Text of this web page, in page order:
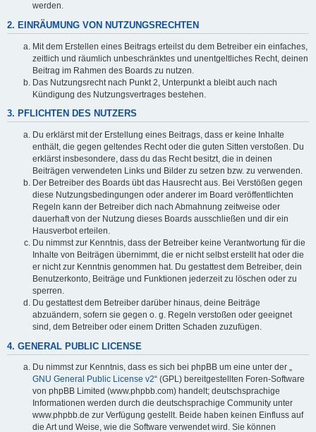
werden.
2. EINRÄUMUNG VON NUTZUNGSRECHTEN
Mit dem Erstellen eines Beitrags erteilst du dem Betreiber ein einfaches,
zeitlich und räumlich unbeschränktes und unentgeltliches Recht, deinen
Beitrag im Rahmen des Boards zu nutzen.
Das Nutzungsrecht nach Punkt 2, Unterpunkt a bleibt auch nach
Kündigung des Nutzungsvertrages bestehen.
3. PFLICHTEN DES NUTZERS
Du erklärst mit der Erstellung eines Beitrags, dass er keine Inhalte
enthält, die gegen geltendes Recht oder die guten Sitten verstoßen. Du
erklärst insbesondere, dass du das Recht besitzt, die in deinen
Beiträgen verwendeten Links und Bilder zu setzen bzw. zu verwenden.
Der Betreiber des Boards übt das Hausrecht aus. Bei Verstößen gegen
diese Nutzungsbedingungen oder anderer im Board veröffentlichten
Regeln kann der Betreiber dich nach Abmahnung zeitweise oder
dauerhaft von der Nutzung dieses Boards ausschließen und dir ein
Hausverbot erteilen.
Du nimmst zur Kenntnis, dass der Betreiber keine Verantwortung für die
Inhalte von Beiträgen übernimmt, die er nicht selbst erstellt hat oder die
er nicht zur Kenntnis genommen hat. Du gestattest dem Betreiber, dein
Benutzerkonto, Beiträge und Funktionen jederzeit zu löschen oder zu
sperren.
Du gestattest dem Betreiber darüber hinaus, deine Beiträge
abzuändern, sofern sie gegen o. g. Regeln verstoßen oder geeignet
sind, dem Betreiber oder einem Dritten Schaden zuzufügen.
4. GENERAL PUBLIC LICENSE
Du nimmst zur Kenntnis, dass es sich bei phpBB um eine unter der „
GNU General Public License v2“ (GPL) bereitgestellten Foren-Software
von phpBB Limited (www.phpbb.com) handelt; deutschsprachige
Informationen werden durch die deutschsprachige Community unter
www.phpbb.de zur Verfügung gestellt. Beide haben keinen Einfluss auf
die Art und Weise, wie die Software verwendet wird. Sie können